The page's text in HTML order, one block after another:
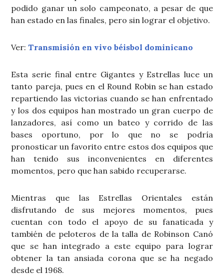
podido ganar un solo campeonato, a pesar de que
han estado en las finales, pero sin lograr el objetivo.
Ver: Transmisión en vivo béisbol dominicano
Esta serie final entre Gigantes y Estrellas luce un
tanto pareja, pues en el Round Robin se han estado
repartiendo las victorias cuando se han enfrentado
y los dos equipos han mostrado un gran cuerpo de
lanzadores, así como un bateo y corrido de las
bases oportuno, por lo que no se podría
pronosticar un favorito entre estos dos equipos que
han tenido sus inconvenientes en diferentes
momentos, pero que han sabido recuperarse.
Mientras que las Estrellas Orientales están
disfrutando de sus mejores momentos, pues
cuentan con todo el apoyo de su fanaticada y
también de peloteros de la talla de Robinson Canó
que se han integrado a este equipo para lograr
obtener la tan ansiada corona que se ha negado
desde el 1968.